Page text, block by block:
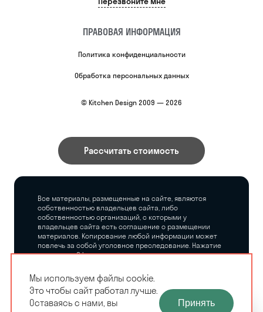
ПРАВОВАЯ ИНФОРМАЦИЯ
Политика конфиденциальности
Обработка персональных данных
© Kitchen Design 2009 — 2026
Рассчитать стоимость
Все материалы, размещенные на сайте, являются
собственностью владельцев сайта, либо
собственностью организаций, с которыми у
владельцев сайта есть соглашение о размещении
материалов. Копирование любой информации может
повлечь за собой уголовное преследование. Нажатие
на кнопку «Оформить заказ», а также последующее
владельцев сайта никаких обязательств.
ЗАМЕРЩИК-
РАСЧЕТ КУХНИ
Мы используем файлы cookie.
Это чтобы сайт работал лучше.
Оставаясь с нами, вы
Принять